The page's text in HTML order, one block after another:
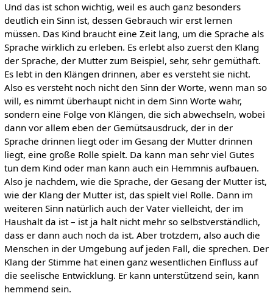
Und das ist schon wichtig, weil es auch ganz besonders
deutlich ein Sinn ist, dessen Gebrauch wir erst lernen
müssen. Das Kind braucht eine Zeit lang, um die Sprache als
Sprache wirklich zu erleben. Es erlebt also zuerst den Klang
der Sprache, der Mutter zum Beispiel, sehr, sehr gemüthaft.
Es lebt in den Klängen drinnen, aber es versteht sie nicht.
Also es versteht noch nicht den Sinn der Worte, wenn man so
will, es nimmt überhaupt nicht in dem Sinn Worte wahr,
sondern eine Folge von Klängen, die sich abwechseln, wobei
dann vor allem eben der Gemütsausdruck, der in der
Sprache drinnen liegt oder im Gesang der Mutter drinnen
liegt, eine große Rolle spielt. Da kann man sehr viel Gutes
tun dem Kind oder man kann auch ein Hemmnis aufbauen.
Also je nachdem, wie die Sprache, der Gesang der Mutter ist,
wie der Klang der Mutter ist, das spielt viel Rolle. Dann im
weiteren Sinn natürlich auch der Vater vielleicht, der im
Haushalt da ist – ist ja halt nicht mehr so selbstverständlich,
dass er dann auch noch da ist. Aber trotzdem, also auch die
Menschen in der Umgebung auf jeden Fall, die sprechen. Der
Klang der Stimme hat einen ganz wesentlichen Einfluss auf
die seelische Entwicklung. Er kann unterstützend sein, kann
hemmend sein.